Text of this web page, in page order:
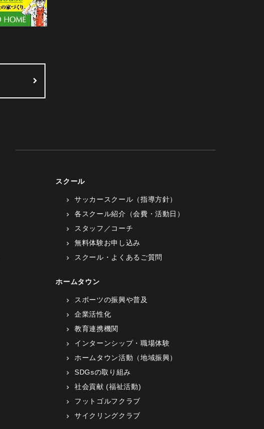
スクール
サッカースクール（指導方針）
各スクール紹介（会費・活動日）
スタッフ／コーチ
無料体験お申し込み
スクール・よくあるご質問
ホームタウン
スポーツの振興や普及
企業活性化
教育連携機関
インターンシップ・職場体験
ホームタウン活動（地域振興）
SDGsの取り組み
社会貢献 (福祉活動)
フットゴルフクラブ
サイクリングクラブ